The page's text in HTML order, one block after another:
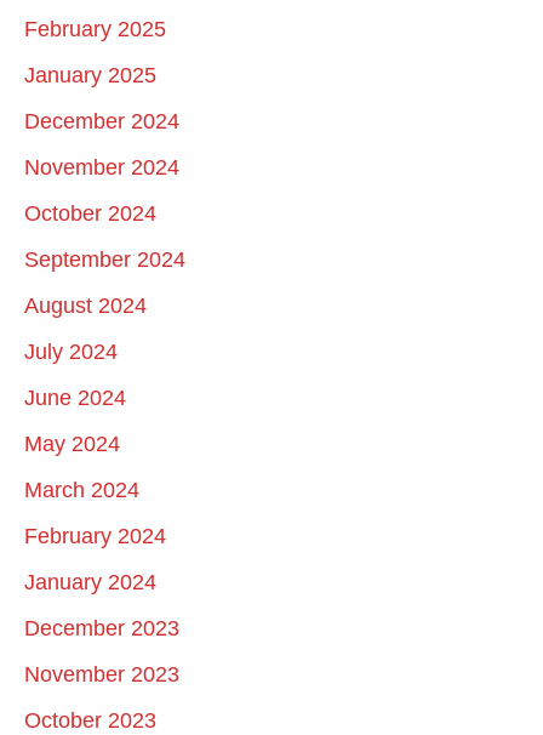
February 2025
January 2025
December 2024
November 2024
October 2024
September 2024
August 2024
July 2024
June 2024
May 2024
March 2024
February 2024
January 2024
December 2023
November 2023
October 2023